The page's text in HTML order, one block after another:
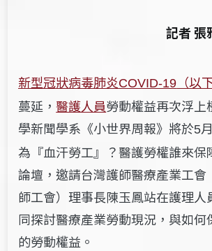
記者 張
新型冠狀病毒肺炎COVID-19 （以
蔓延，醫護人員勞動權益再次浮上
學新聞學系《小世界周報》將於5月
為『血汗勞工』？醫護勞權誰來保
論壇，邀請台灣護師醫療產業工會
師工會）理事長陳玉鳳站在護理人
同探討醫療產業勞動現況，與如何
的勞動權益。